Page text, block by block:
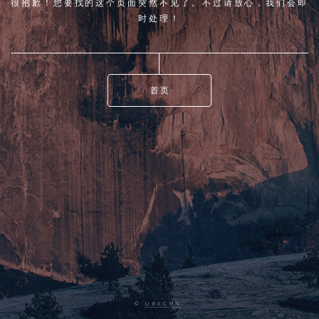
很抱歉！您要找的这个页面突然不见了。不过请放心，我们会即
时处理！
首页
© UBECMS.